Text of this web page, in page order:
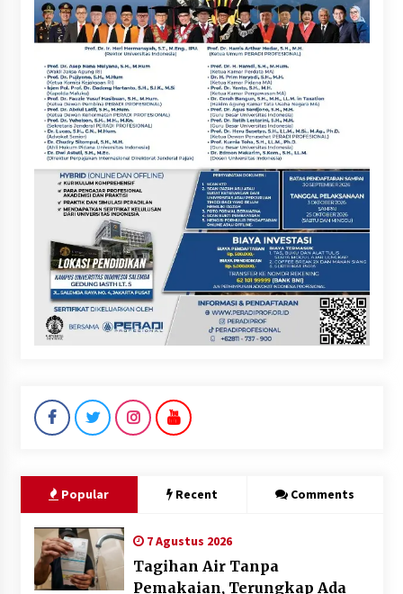
Popular Recent Comments
7 Agustus 2026
Tagihan Air Tanpa
Pemakaian, Terungkap Ada